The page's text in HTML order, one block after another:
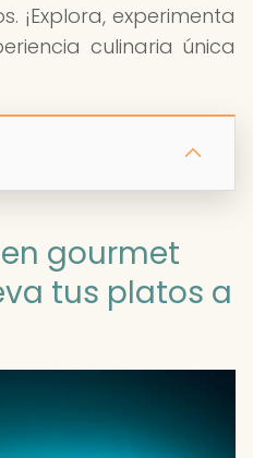
¡Explora, experimenta
culinaria única
gourmet
tus platos a